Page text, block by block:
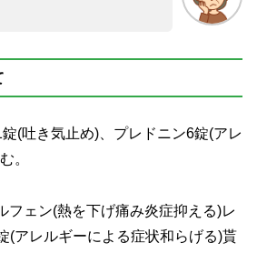
(吐き気止め)、プレドニン6錠(アレ
。
フェン(熱を下げ痛み炎症抑える)レ
(アレルギーによる症状和らげる)貰